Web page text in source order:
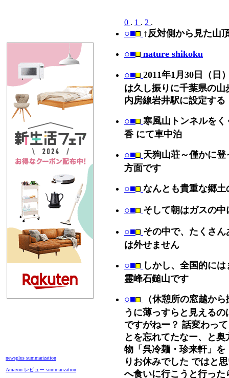
newsplus summarization
Amazon レビュー summarization
0 . 1 . 2 .
○■
↑反対側から見た山
○■
nature shikoku
○■ 2011年1月30日（日
は久し振りに千葉県の
内房線岩井駅に設定する
○■ 寒風山トンネルを
香 にて車中泊
○■ 天狗山荘～僅かに
方面です
○■ なんとも貴重な郷
○■ そして朝はガスの
○■ その中で、たくさ
は外せません
○■ しかし、全国的に
霊峰石鎚山です
○■ （休憩所の窓越か
うに薄っすらと見える
ですがねー？ 話変わっ
とを忘れてたなー、と
物「呉冷麺・珍来軒」
りお休みでした ではと
へ食いに行こうと行っ